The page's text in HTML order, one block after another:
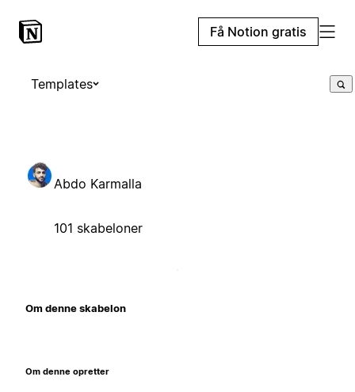
Få Notion gratis
Templates
Abdo Karmalla
101 skabeloner
Om denne skabelon
Om denne opretter